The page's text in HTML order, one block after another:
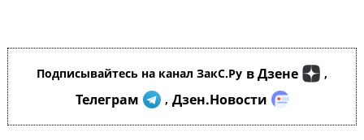
Подписывайтесь на канал ЗакС.Ру в Дзене ,
Телеграм , Дзен.Новости